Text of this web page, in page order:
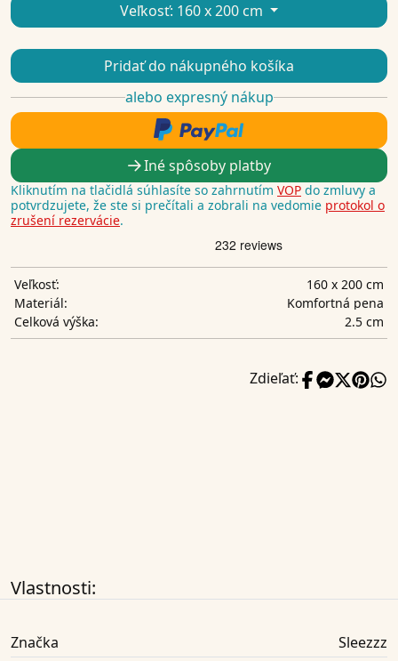
Veľkosť: 160 x 200 cm
Pridať do nákupného košíka
alebo expresný nákup
Iné spôsoby platby
Kliknutím na tlačidlá súhlasíte so zahrnutím VOP do zmluvy a
potvrdzujete, že ste si prečítali a zobrali na vedomie protokol o
zrušení rezervácie.
Veľkosť:
160 x 200 cm
Materiál:
Komfortná pena
Celková výška:
2.5 cm
Zdieľať:
Vlastnosti:
Značka
Sleezzz